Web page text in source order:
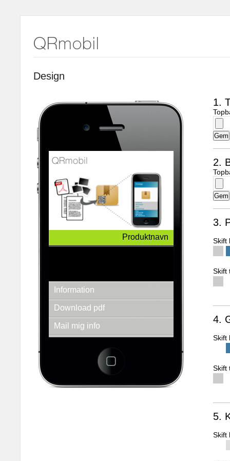
Design
Produktnavn
Information
Download pdf
Mail mig info
Fredens Torv 1 2.th
Tlf.: + 45 86 20 94 93
1.
2.
3.
Skift
Skift
4.
Skift
Skift
5.
Skift